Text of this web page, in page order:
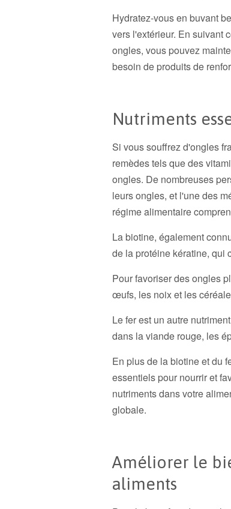
Hydratez-vous en buvant
vers l'extérieur. En suivant
ongles, vous pouvez
besoin de produits de
Nutriments
Si vous souffrez d'ongles
remèdes tels que des
ongles. De nombreuses
leurs ongles, et l'une des
régime alimentaire
La biotine, également
de la protéine kératine, qui
Pour favoriser des ongles
œufs, les noix et les
Le fer est un autre
dans la viande rouge, les
En plus de la biotine et du
essentiels pour nourrir et
nutriments dans votre
globale.
Améliorer le
aliments